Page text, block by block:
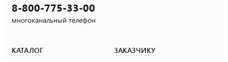
8-800-775-33-00
многоканальный телефон
КАТАЛОГ ЗАКАЗЧИКУ